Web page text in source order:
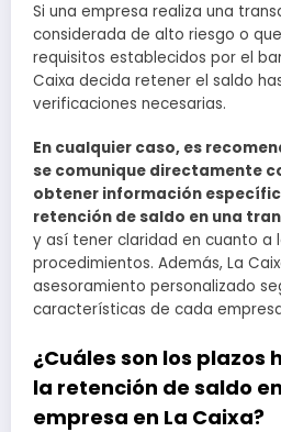
Si una empresa realiza una
considerada de alto riesgo o
requisitos establecidos por el
Caixa decida retener el saldo
verificaciones necesarias.
En cualquier caso, es
se comunique directamente
obtener información
retención de saldo en una
y así tener claridad en cuanto a
procedimientos. Además, La
asesoramiento personalizado
características de cada
¿Cuáles son los
la retención de saldo
empresa en La Caixa?